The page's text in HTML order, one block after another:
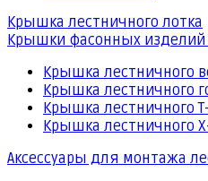
Крышка лестничного лотка
Крышки фасонных изделий
Крышка лестничного
Крышка лестничного
Крышка лестничного
Крышка лестничного
Аксессуары для монтажа